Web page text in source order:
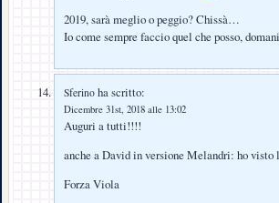
2019, sarà meglio o peggio? Chissà…
Io come sempre faccio quel che posso,
Sferino ha scritto:
Dicembre 31st, 2018 alle 13:02
Auguri a tutti!!!!
anche a David in versione Melandri: ho visto
Forza Viola